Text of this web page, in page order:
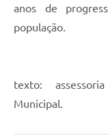
anos de
população.
texto:
Municipal.